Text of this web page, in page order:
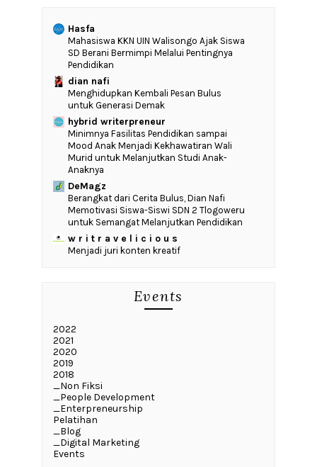
Hasfa
Mahasiswa KKN UIN Walisongo Ajak Siswa
SD Berani Bermimpi Melalui Pentingnya
Pendidikan
dian nafi
Menghidupkan Kembali Pesan Bulus
untuk Generasi Demak
hybrid writerpreneur
‎Minimnya Fasilitas Pendidikan sampai
Mood Anak Menjadi Kekhawatiran Wali
Murid untuk Melanjutkan Studi Anak-
Anaknya
DeMagz
‎Berangkat dari Cerita Bulus, Dian Nafi
Memotivasi Siswa-Siswi SDN 2 Tlogoweru
untuk Semangat Melanjutkan Pendidikan
w r i t r a v e l i c i o u s
Menjadi juri konten kreatif
Events
2022
2021
2020
2019
2018
_Non Fiksi
_People Development
_Enterpreneurship
Pelatihan
_Blog
_Digital Marketing
Events